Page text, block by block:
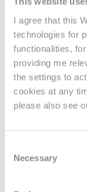
I agree that this
technologies for
functionalities,
providing me
the settings to
cookies at any
please also see
Selection
Necessary
starkes
robusten
Kontinenten.
Lancierung
zunehmende
diese…